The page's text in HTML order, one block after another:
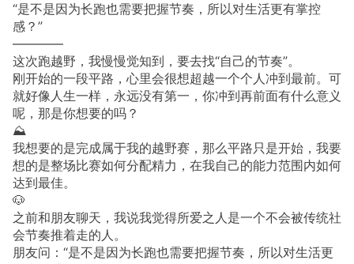
“是不是因为长跑也需要把握节奏，所以对生活更有掌控
感？”
————
这次跑越野，我慢慢觉知到，要去找“自己的节奏”。
刚开始的一段平路，心里会很想超越一个个人冲到最前。可
就好像人生一样，永远没有第一，你冲到再前面有什么意义
呢，那是你想要的吗？
⛰️
我想要的是完成属于我的越野赛，那么平路只是开始，我要
想的是整场比赛如何分配精力，在我自己的能力范围内如何
达到最佳。
🐶
之前和朋友聊天，我说我觉得所爱之人是一个不会被传统社
会节奏推着走的人。
朋友问：“是不是因为长跑也需要把握节奏，所以对生活更